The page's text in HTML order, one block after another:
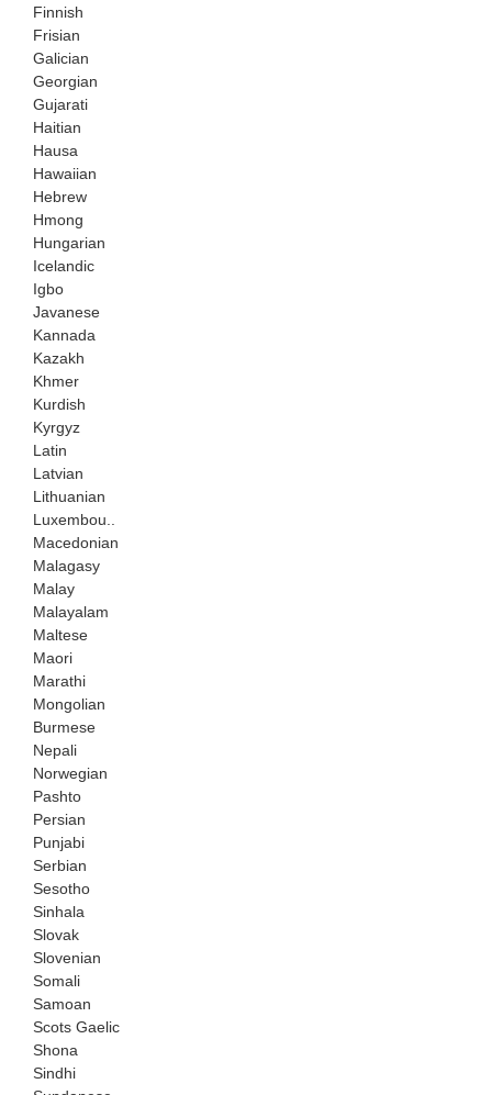
Finnish
Frisian
Galician
Georgian
Gujarati
Haitian
Hausa
Hawaiian
Hebrew
Hmong
Hungarian
Icelandic
Igbo
Javanese
Kannada
Kazakh
Khmer
Kurdish
Kyrgyz
Latin
Latvian
Lithuanian
Luxembou..
Macedonian
Malagasy
Malay
Malayalam
Maltese
Maori
Marathi
Mongolian
Burmese
Nepali
Norwegian
Pashto
Persian
Punjabi
Serbian
Sesotho
Sinhala
Slovak
Slovenian
Somali
Samoan
Scots Gaelic
Shona
Sindhi